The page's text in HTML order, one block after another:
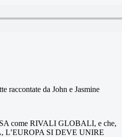
raccontate da John e Jasmine
come RIVALI GLOBALI, e che,
L’EUROPA SI DEVE UNIRE